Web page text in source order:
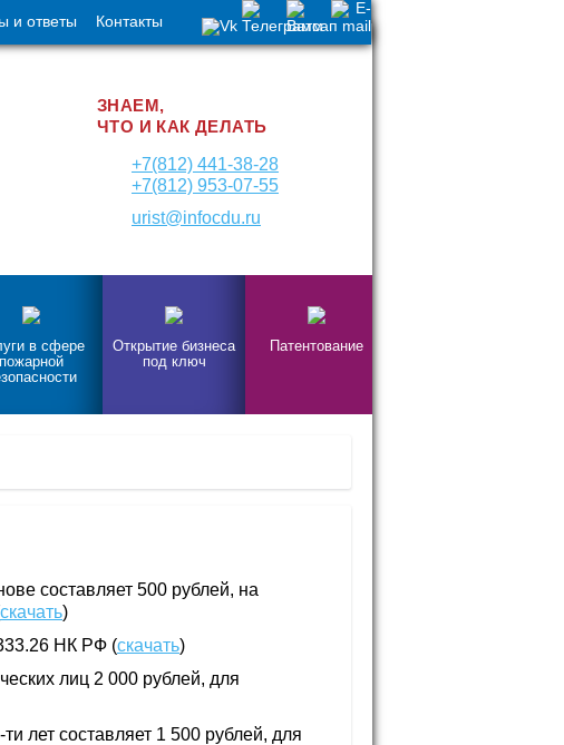
и ответы Контакты
ЗНАЕМ,
ЧТО И КАК ДЕЛАТЬ
+7(812) 441-38-28
+7(812) 953-07-55
urist@infocdu.ru
в сфере
пожарной
Открытие бизнеса
под ключ
Патентование
составляет 500 рублей, на
скачать)
333.26 НК РФ (скачать)
лиц 2 000 рублей, для
лет составляет 1 500 рублей, для